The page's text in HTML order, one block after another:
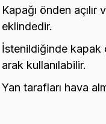
Kapağı önden
eklindedir.
İstenildiğinde kapak
arak kullanılabilir.
Yan tarafları hava